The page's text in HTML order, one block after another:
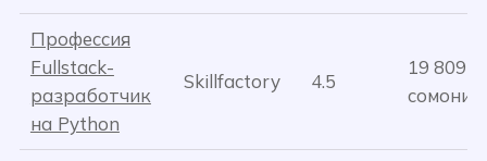
Профессия
Fullstack-
разработчик
на Python
Skillfactory 4.5
19 809
сомони